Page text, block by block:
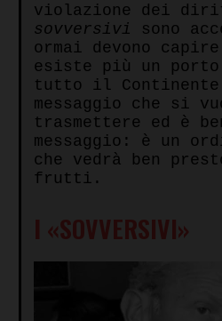
violazione dei
sovversivi sono
ormai devono
esiste più un
tutto il
messaggio che si
trasmettere ed è
messaggio: è un
che vedrà ben
frutti.
I «SOVVERSIVI»